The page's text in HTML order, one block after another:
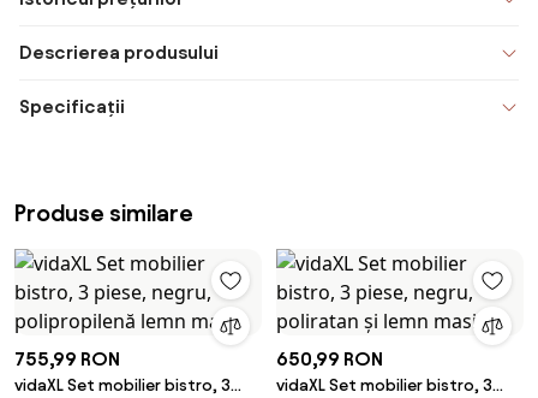
Descrierea produsului
Specificații
Produse similare
755,99 RON
vidaXL Set mobilier bistro, 3
650,99 RON
vidaXL Set mobilier bistro, 3